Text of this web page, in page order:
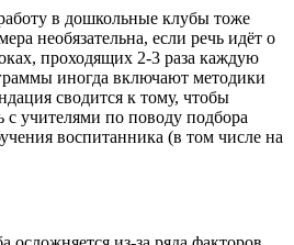
в дошкольные клубы тоже
необязательна, если речь идёт о
проходящих 2-3 раза каждую
иногда включают методики
сводится к тому, чтобы
с учителями по поводу подбора
воспитанника (в том числе на